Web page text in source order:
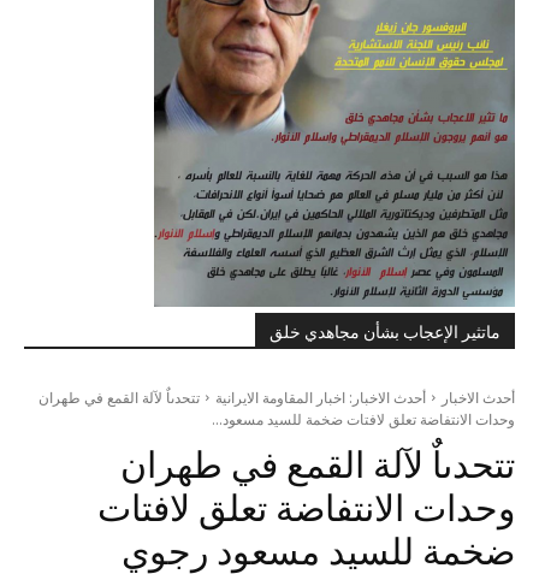
ماتثير الإعجاب بشأن مجاهدي خلق
أحدث الاخبار أحدث الاخبار: اخبار المقاومة الايرانية
تتحدىاٌ لآلة القمع في طهران
وحدات الانتفاضة تعلق لافتات ضخمة للسيد مسعود...
تتحدىاٌ لآلة القمع في طهران
وحدات الانتفاضة تعلق لافتات
ضخمة للسيد مسعود رجوي